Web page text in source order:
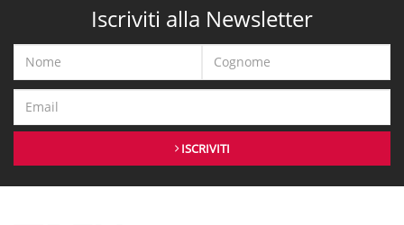
Iscriviti alla Newsletter
ISCRIVITI